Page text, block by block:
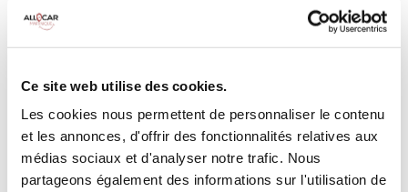
Ce site web utilise des cookies.
Les cookies nous permettent de personnaliser le contenu
et les annonces, d'offrir des fonctionnalités relatives aux
médias sociaux et d'analyser notre trafic. Nous
partageons également des informations sur l'utilisation de
100 CV
INCLUS À LA LOCATION